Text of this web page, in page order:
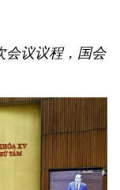
会议议程，国会